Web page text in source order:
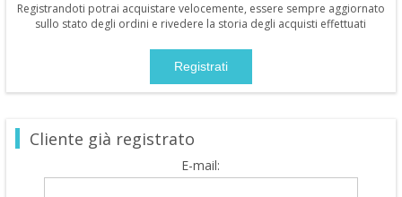
Registrandoti potrai acquistare velocemente, essere sempre aggiornato
sullo stato degli ordini e rivedere la storia degli acquisti effettuati
Cliente già registrato
E-mail: